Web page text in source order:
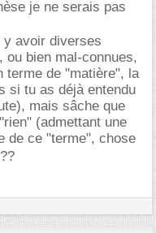
je ne serais pas
y avoir diverses
ou bien mal-connues,
terme de "matière", la
si tu as déjà entendu
mais sâche que
(admettant une
de ce "terme", chose